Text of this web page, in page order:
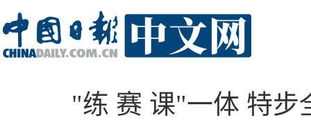
"练 赛 课"一体 特步